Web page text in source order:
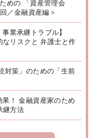
めの 「資産管理会
／金融資産編＞
業承継トラブル】
なリスクと 弁護士と作
対策」のための「生前
！ 金融資産家のため
継方法